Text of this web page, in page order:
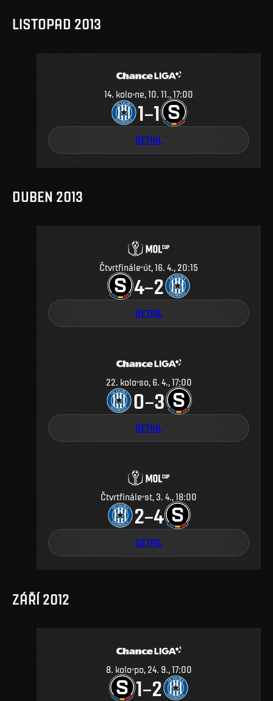
LISTOPAD 2013
14. kolo ne, 10. 11., 17:00
1–1
DETAIL
DUBEN 2013
Čtvrtfinále út, 16. 4., 20:15
4–2
DETAIL
22 kolo so, 6. 4., 17:00
0–3
DETAIL
Čtvrtfinále st, 3. 4., 18:00
2–4
DETAIL
ZÁŘÍ 2012
8. kolo po, 24. 9., 17:00
1–2